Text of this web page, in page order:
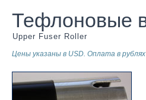
Тефлоновые
Upper Fuser Roller
Цены указаны в USD. Оплата в